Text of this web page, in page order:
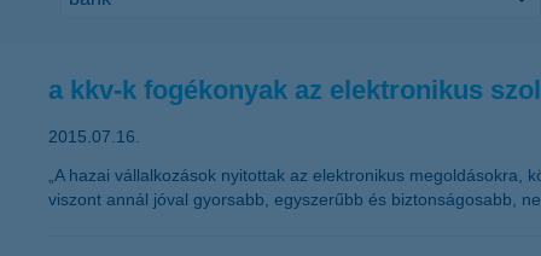
a kkv-k fogékonyak az elektronikus
2015.07.16.
„A hazai vállalkozások nyitottak az elektronikus
viszont annál jóval gyorsabb, egyszerűbb és biztonságosabb,